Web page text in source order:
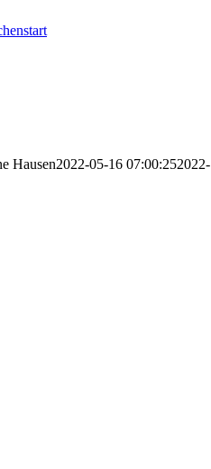
Hausen2022-05-16 07:00:252022-